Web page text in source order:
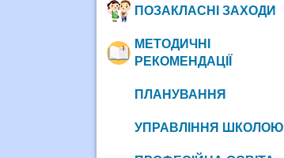
ПОЗАКЛАСНІ ЗАХОДИ
МЕТОДИЧНІ
РЕКОМЕНДАЦІЇ
ПЛАНУВАННЯ
УПРАВЛІННЯ ШКОЛОЮ